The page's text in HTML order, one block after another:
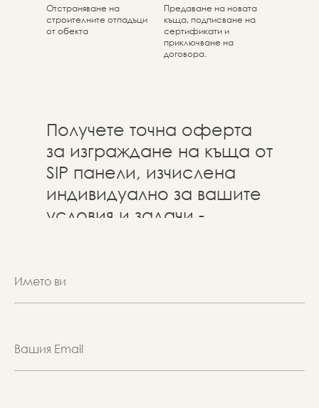
Отстраняване на
строителните отпадъци
от обекта
Предаване на новата
къща, подписване на
сертификати и
приключване на
договора.
Получете точна оферта
за изграждане на къща от
SIP панели, изчислена
индивидуално за вашите
условия и задачи -